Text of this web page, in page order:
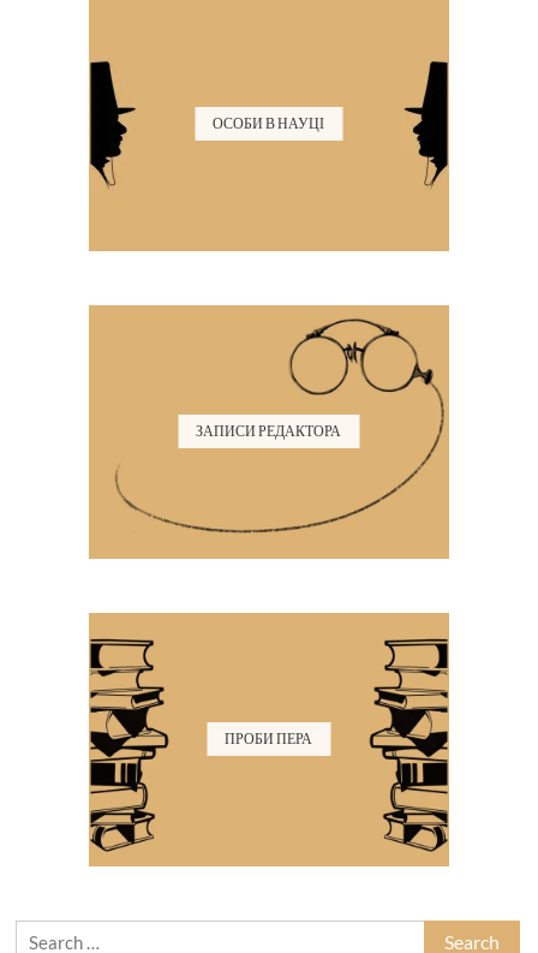
ОСОБИ В НАУЦІ
ЗАПИСИ РЕДАКТОРА
ПРОБИ ПЕРА
Search